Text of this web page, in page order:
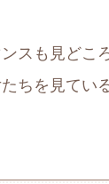
スも見どこ
ちを見てい